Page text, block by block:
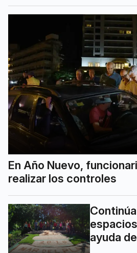
En Año Nuevo,
realizar los controles
ayuda